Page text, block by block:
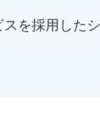
を採用した